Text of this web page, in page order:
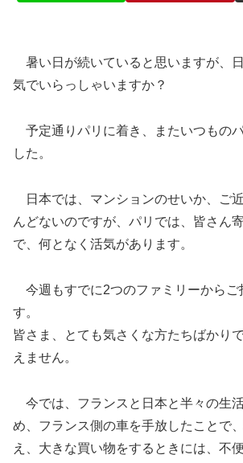
暑い日が続いていると思いますが、
気でいらっしゃいますか？
予定通りパリに着き、またいつもの
した。
日本では、マンションのせいか、ご
んどないのですが、パリでは、皆さん
で、何となく活気があります。
今週もすでに2つのファミリーからご
す。
皆さま、とても気さくな方たちばかり
えません。
今では、フランスと日本と半々の生
め、フランス側の車を手放したことで
え、大きな買い物をするときには、不